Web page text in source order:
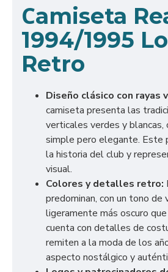
Camiseta
1994/1995
Retro
Diseño clásico con rayas
camiseta presenta las
verticales verdes y blancas,
simple pero elegante. Este
la historia del club y
visual.
Colores y detalles retro:
predominan, con un tono de
ligeramente más oscuro
cuenta con detalles de
remiten a la moda de los
aspecto nostálgico y